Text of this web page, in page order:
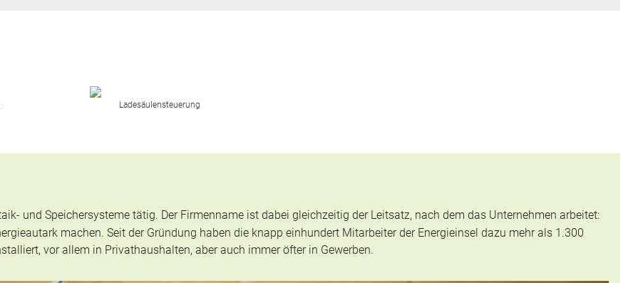
Ladesäulensteuerung
und Speichersysteme tätig. Der Firmenname ist dabei gleichzeitig der Leitsatz, nach dem das Unternehmen arbeitet:
machen. Seit der Gründung haben die knapp einhundert Mitarbeiter der Energieinsel dazu mehr als 1.300
vor allem in Privathaushalten, aber auch immer öfter in Gewerben.